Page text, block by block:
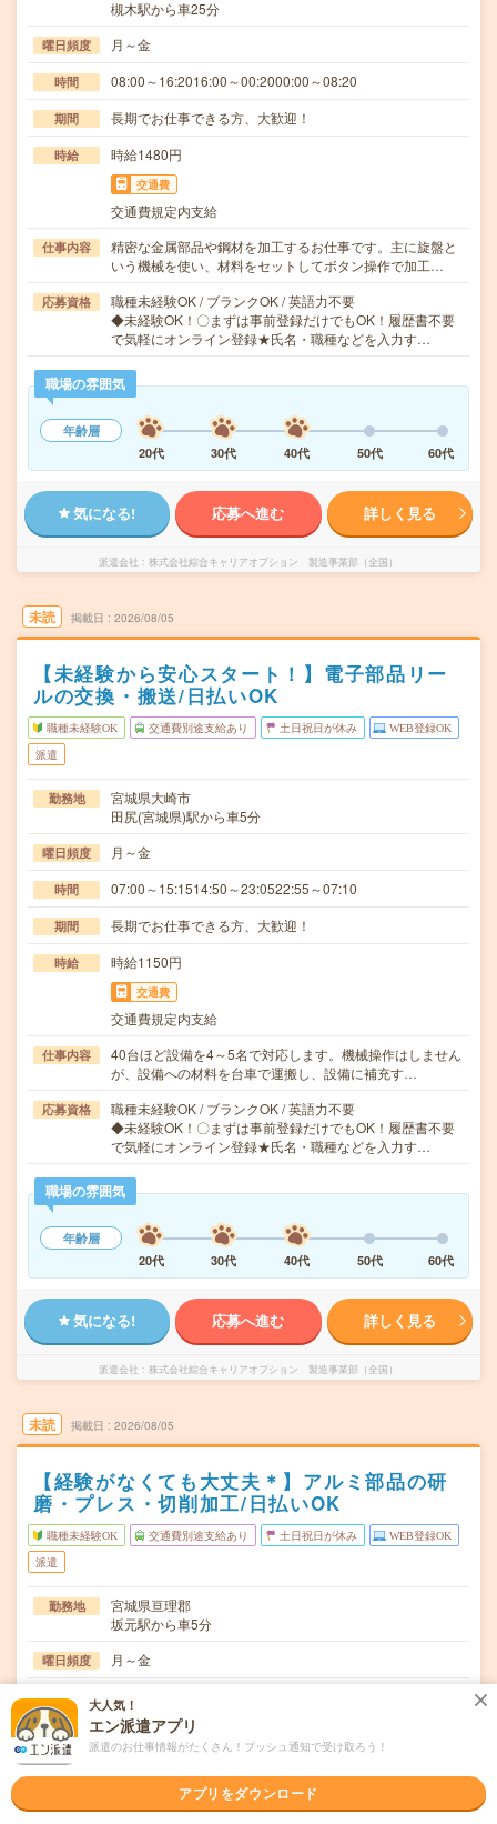
槻木駅から車25分
曜日頻度 月～金
時間 08:00～16:2016:00～00:2000:00～08:20
期間 長期でお仕事できる方、大歓迎！
時給 時給1480円
交通費
交通費規定内支給
仕事内容
精密な金属部品や鋼材を加工するお仕事です。主に旋盤と
いう機械を使い、材料をセットしてボタン操作で加工…
応募資格
職種未経験OK / ブランクOK / 英語力不要
◆未経験OK！〇まずは事前登録だけでもOK！履歴書不要
で気軽にオンライン登録★氏名・職種などを入力す…
職場の雰囲気
年齢層
20代
30代 40代 50代 60代
気になる! 応募へ進む 詳しく見る
派遣会社 株式会社綜合キャリアオプション 製造事業部（全国）
未読 掲載日 2026/08/05
【未経験から安心スタート！】電子部品リー
ルの交換・搬送/日払いOK
職種未経験OK 交通費別途支給あり 土日祝日が休み WEB登録OK
派遣
勤務地
宮城県大崎市
田尻(宮城県)駅から車5分
曜日頻度 月～金
時間 07:00～15:1514:50～23:0522:55～07:10
期間 長期でお仕事できる方、大歓迎！
時給 時給1150円
交通費
交通費規定内支給
仕事内容
40台ほど設備を4～5名で対応します。機械操作はしません
が、設備への材料を台車で運搬し、設備に補充す…
応募資格
職種未経験OK / ブランクOK / 英語力不要
◆未経験OK！〇まずは事前登録だけでもOK！履歴書不要
で気軽にオンライン登録★氏名・職種などを入力す…
職場の雰囲気
年齢層
20代
30代 40代 50代 60代
気になる! 応募へ進む 詳しく見る
派遣会社 株式会社綜合キャリアオプション 製造事業部（全国）
未読 掲載日 2026/08/05
【経験がなくても大丈夫＊】アルミ部品の研
磨・プレス・切削加工/日払いOK
職種未経験OK 交通費別途支給あり 土日祝日が休み WEB登録OK
派遣
勤務地
宮城県亘理郡
坂元駅から車5分
曜日頻度 月～金
時間 08:15～17:0016:50～01:3517:50～02:35
期間 長期でお仕事できる方、大歓迎！
時給
大人気！
エン派遣アプリ
派遣のお仕事情報がたくさん！プッシュ通知で受け取ろう！
アプリをダウンロード